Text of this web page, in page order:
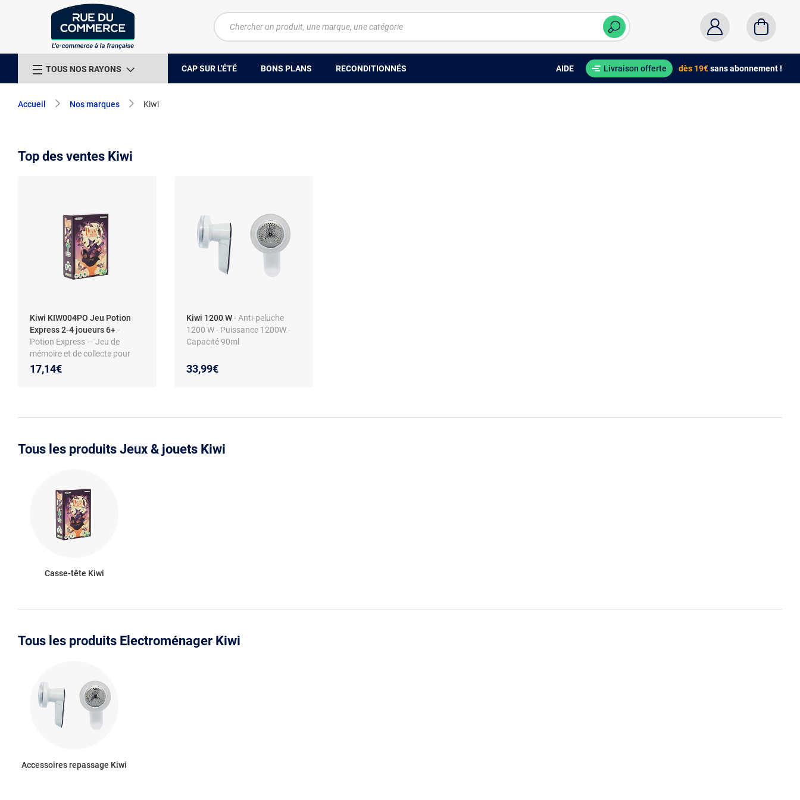
TOUS NOS RAYONS CAP SUR L'ÉTÉ BONS PLANS RECONDITIONNÉS AIDE Livraison offerte dès 19€sans abonnement !
Accueil Nos marques Kiwi
Top des ventes Kiwi
Kiwi KIW004PO Jeu Potion
Express 2-4 joueurs 6+-
Potion Express — Jeu de
mémoire et de collecte pour
enfants (6+), 2-4 joueurs
17,14€
Kiwi 1200 W- Anti-peluche
1200 W - Puissance 1200W -
Capacité 90ml
33,99€
Tous les produits Jeux & jouets Kiwi
Casse-tête Kiwi
Tous les produits Electroménager Kiwi
Accessoires repassage Kiwi